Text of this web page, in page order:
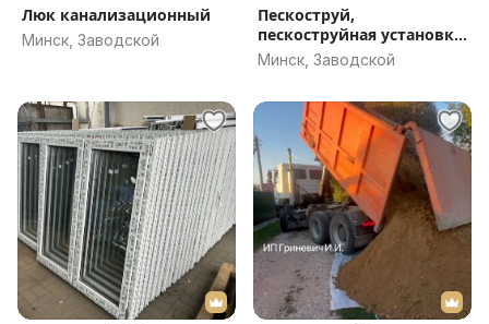
Люк канализационный
Минск, Заводской
Пескоструй,
пескоструйная установка,
карбид бора
Минск, Заводской